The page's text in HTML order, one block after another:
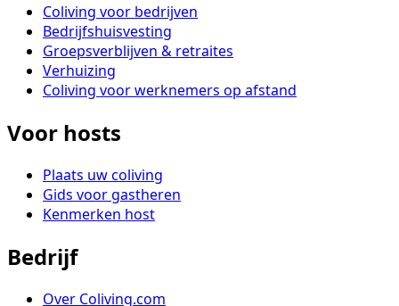
Coliving voor bedrijven
Bedrijfshuisvesting
Groepsverblijven & retraites
Verhuizing
Coliving voor werknemers op afstand
Voor hosts
Plaats uw coliving
Gids voor gastheren
Kenmerken host
Bedrijf
Over Coliving.com